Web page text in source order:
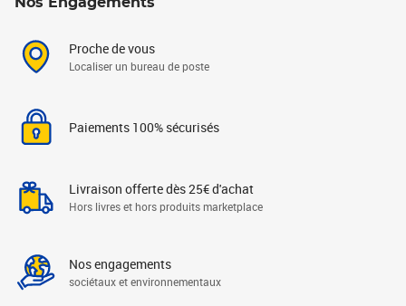
Proche de vous
Localiser un bureau de poste
Paiements 100% sécurisés
Livraison offerte dès 25€ d'achat
Hors livres et hors produits marketplace
Nos engagements
sociétaux et environnementaux